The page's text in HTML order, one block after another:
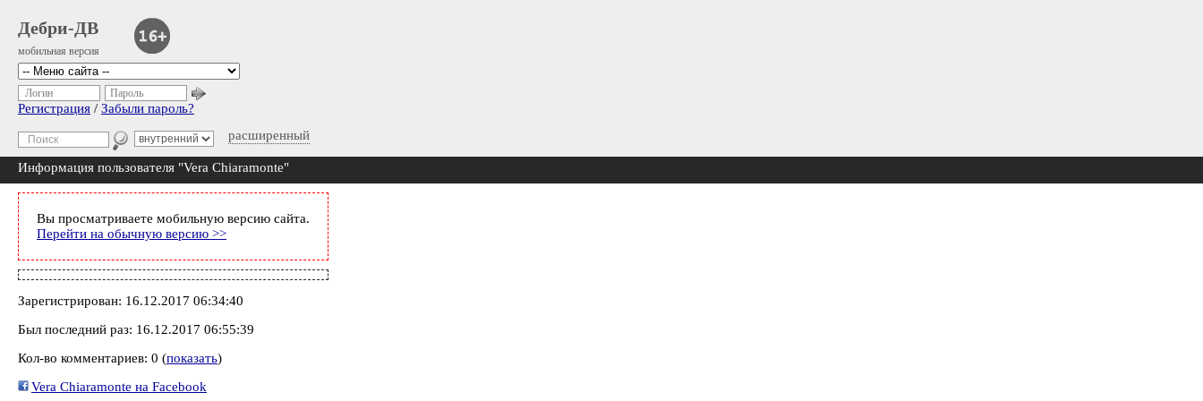
Дебри-ДВ
мобильная версия
расширенный
Логин Пароль
Регистрация / Забыли пароль?
Информация пользователя "Vera Chiaramonte"
Вы просматриваете мобильную версию сайта.
Перейти на обычную версию >>
Зарегистрирован: 16.12.2017 06:34:40
Был последний раз: 16.12.2017 06:55:39
Кол-во комментариев: 0 (показать)
Vera Chiaramonte на Facebook